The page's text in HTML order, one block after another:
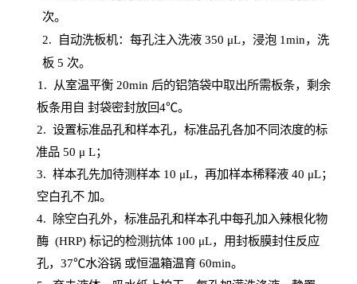
次。
2.
自动洗板机：每孔注入洗液 350 μL，浸泡 1min，洗
板 5 次。
1 . 从室温平衡 20min 后的铝箔袋中取出所需板条，剩余
板条用自 封袋密封放回4℃。
2. 设置标准品孔和样本孔，标准品孔各加不同浓度的标
准品 50 μ L；
3. 样本孔先加待测样本 10 μL，再加样本稀释液 40 μL；
空白孔不 加。
4.
除空白孔外，标准品孔和样本孔中每孔加入辣根化物
酶 (HRP) 标记的检测抗体 100 μL，用封板膜封住反应
孔， 37℃水浴锅 或恒温箱温育60min。